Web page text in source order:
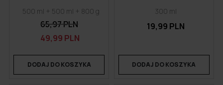
500 ml + 500 ml + 800 g
65,97 PLN
49,99 PLN
DODAJ DO KOSZYKA
300 ml
19,99 PLN
DODAJ DO KOSZYKA